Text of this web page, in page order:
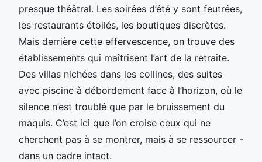
presque théâtral. Les soirées d’été y sont feutrées,
les restaurants étoilés, les boutiques discrètes.
Mais derrière cette effervescence, on trouve des
établissements qui maîtrisent l’art de la retraite.
Des villas nichées dans les collines, des suites
avec piscine à débordement face à l’horizon, où le
silence n’est troublé que par le bruissement du
maquis. C’est ici que l’on croise ceux qui ne
cherchent pas à se montrer, mais à se ressourcer -
dans un cadre intact.